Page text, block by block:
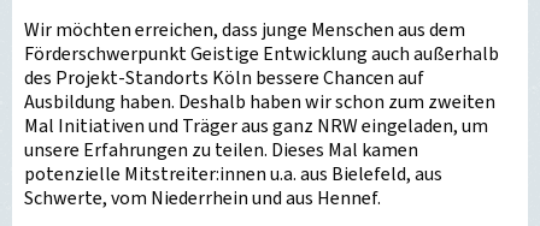
Wir möchten erreichen, dass junge Menschen aus dem
Förderschwerpunkt Geistige Entwicklung auch außerhalb
des Projekt-Standorts Köln bessere Chancen auf
Ausbildung haben. Deshalb haben wir schon zum zweiten
Mal Initiativen und Träger aus ganz NRW eingeladen, um
unsere Erfahrungen zu teilen. Dieses Mal kamen
potenzielle Mitstreiter:innen u.a. aus Bielefeld, aus
Schwerte, vom Niederrhein und aus Hennef.